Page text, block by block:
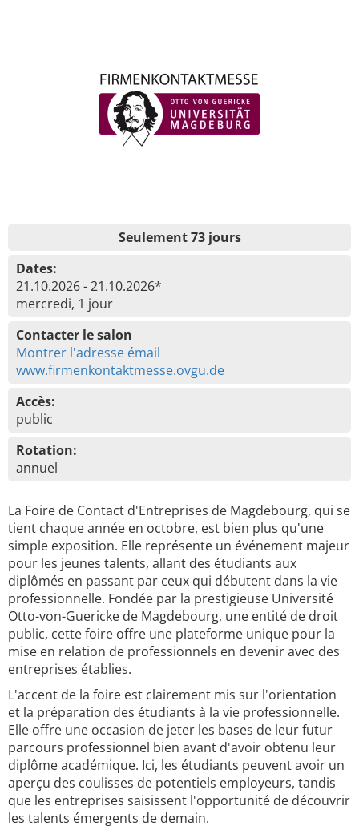
Seulement 73 jours
Dates:
21.10.2026 - 21.10.2026*
mercredi, 1 jour
Contacter le salon
Montrer l'adresse émail
www.firmenkontaktmesse.ovgu.de
Accès:
public
Rotation:
annuel
La Foire de Contact d'Entreprises de Magdebourg, qui se
tient chaque année en octobre, est bien plus qu'une
simple exposition. Elle représente un événement majeur
pour les jeunes talents, allant des étudiants aux
diplômés en passant par ceux qui débutent dans la vie
professionnelle. Fondée par la prestigieuse Université
Otto-von-Guericke de Magdebourg, une entité de droit
public, cette foire offre une plateforme unique pour la
mise en relation de professionnels en devenir avec des
entreprises établies.
L'accent de la foire est clairement mis sur l'orientation
et la préparation des étudiants à la vie professionnelle.
Elle offre une occasion de jeter les bases de leur futur
parcours professionnel bien avant d'avoir obtenu leur
diplôme académique. Ici, les étudiants peuvent avoir un
aperçu des coulisses de potentiels employeurs, tandis
que les entreprises saisissent l'opportunité de découvrir
les talents émergents de demain.